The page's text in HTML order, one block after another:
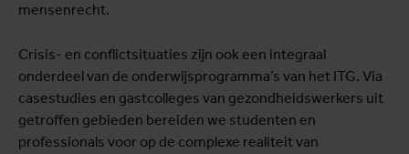
mensenrecht.
Crisis- en conflictsituaties zijn ook een integraal
onderdeel van de onderwijsprogramma’s van het ITG. Via
casestudies en gastcolleges van gezondheidswerkers uit
getroffen gebieden bereiden we studenten en
professionals voor op de complexe realiteit van